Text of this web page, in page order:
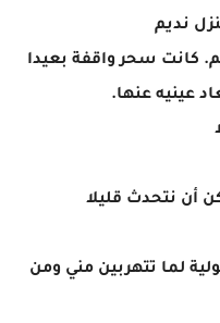
نديم
كانت سحر واقفة بعيدا
عينيه عنها.
أن نتحدث قليلا
لما تتهربين مني ومن